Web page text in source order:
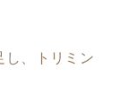
し、トリミン